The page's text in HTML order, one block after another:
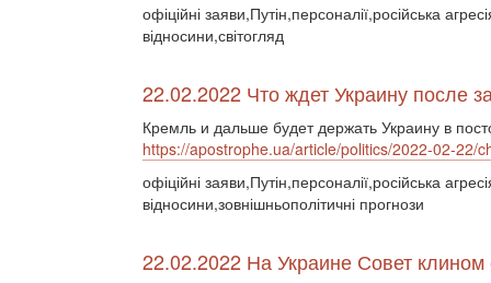
офіційні заяви,Путін,персоналії,російська
відносини,світогляд
22.02.2022 Что ждет Украину после
Кремль и дальше будет держать Украину в
https://apostrophe.ua/article/politics/2022-02-22/
офіційні заяви,Путін,персоналії,російська
відносини,зовнішньополітичні прогнози
22.02.2022 На Украине Совет